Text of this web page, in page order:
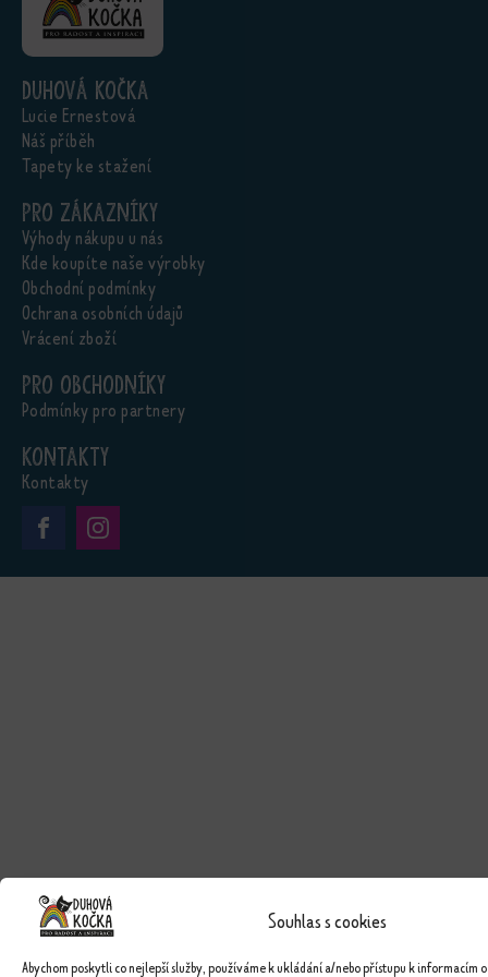
Souhlas s cookies
Abychom poskytli co nejlepší služby, používáme k ukládání a/nebo přístupu k informacím
Duhová kočka
Lucie Ernestová
Náš příběh
Tapety ke stažení
Pro zákazníky
Výhody nákupu u nás
Kde koupíte naše výrobky
Obchodní podmínky
Ochrana osobních údajů
Vrácení zboží
Pro obchodníky
Podmínky pro partnery
Kontakty
Kontakty